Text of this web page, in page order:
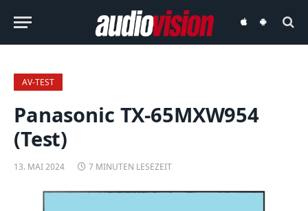
audiovisionaudiovision
AV-TEST
Panasonic TX-65MXW954
(Test)
13. MAI 2024 7 MINUTEN LESEZEIT